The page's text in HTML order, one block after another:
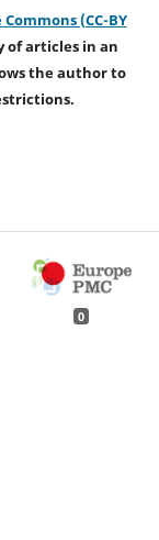
(CC-BY
articles in an
the author to
0